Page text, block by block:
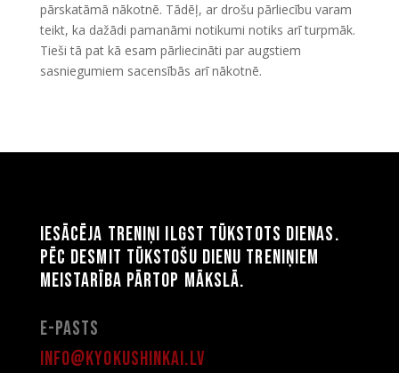
pārskatāmā nākotnē. Tādēļ, ar drošu pārliecību varam
teikt, ka dažādi pamanāmi notikumi notiks arī turpmāk.
Tieši tā pat kā esam pārliecināti par augstiem
sasniegumiem sacensībās arī nākotnē.
Iesācēja treniņi ilgst tūkstots dienas.
Pēc desmit tūkstošu dienu treniņiem
meistarība pārtop mākslā.
E-pasts
info@kyokushinkai.lv